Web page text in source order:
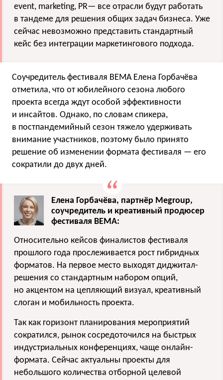
event, marketing, PR— все отрасли будут работать
в тандеме для решения общих задач бизнеса. Уже
сейчас невозможно представить стандартный
кейс без интеграции маркетингового подхода.
Соучредитель фестиваля BEMA Елена Горбачёва
отметила, что от юбилейного сезона любого
проекта всегда ждут особой эффективности
и инсайтов. Однако, по словам спикера,
в постпандемийный сезон тяжело удерживать
внимание участников, поэтому было принято
решение об изменении формата фестиваля — его
сократили до двух дней.
Елена Горбачёва, партнёр Megroup,
соучредитель и креативный продюсер
фестиваля BEMA:
Относительно кейсов финалистов фестиваля
прошлого года прослеживается рост гибридных
форматов. На первое место выходят диджитал-
решения со стандартным набором опций,
но акцентом на цепляющий визуал, креативный
слоган и мобильность проекта.
Так как горизонт планирования мероприятий
сократился, рынок сосредоточился на быстрых
индустриальных конференциях, чаще онлайн-
формата. Сейчас актуальны проекты для
небольшого количества отборной целевой